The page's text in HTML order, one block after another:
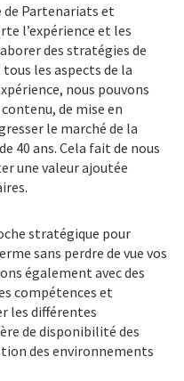
Partenariats et
l’expérience et les
des stratégies de
les aspects de la
nous pouvons
de mise en
le marché de la
40 ans. Cela fait de nous
une valeur ajoutée
stratégique pour
sans perdre de vue vos
également avec des
compétences et
les différentes
de disponibilité des
des environnements